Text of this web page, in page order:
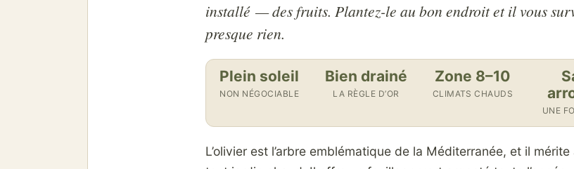
installé — des fruits. Plantez-le au bon endroit et il vous
presque rien.
Plein soleil
NON NÉGOCIABLE
Bien drainé
LA RÈGLE D’OR
Zone 8–10
CLIMATS CHAUDS
UNE
L’olivier est l’arbre emblématique de la Méditerranée, et il